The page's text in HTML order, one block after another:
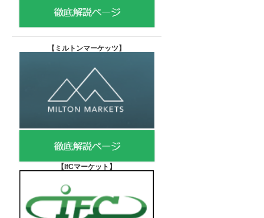
【 ミルトンマーケッツ】
【IfCマーケット 】